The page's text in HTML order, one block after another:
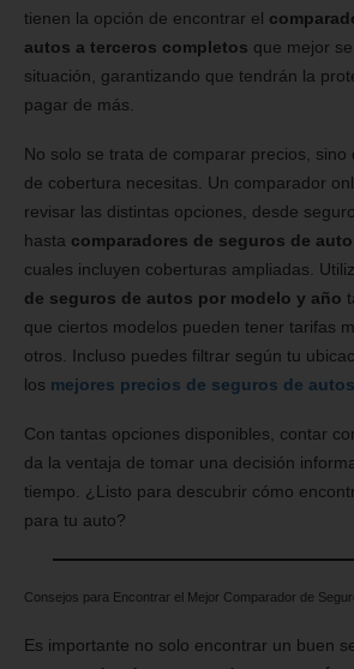
tienen la opción de encontrar el
autos a terceros completos que mejor
situación, garantizando que tendrán la
pagar de más.
No solo se trata de comparar precios, sino
de cobertura necesitas. Un comparador
revisar las distintas opciones, desde
hasta comparadores de seguros de
cuales incluyen coberturas ampliadas.
de seguros de autos por modelo y año
que ciertos modelos pueden tener tarifas
otros. Incluso puedes filtrar según tu
los mejores precios de seguros de
Con tantas opciones disponibles, contar
da la ventaja de tomar una decisión
tiempo. ¿Listo para descubrir cómo
para tu auto?
Consejos para Encontrar el Mejor Comparador de
Es importante no solo encontrar un buen